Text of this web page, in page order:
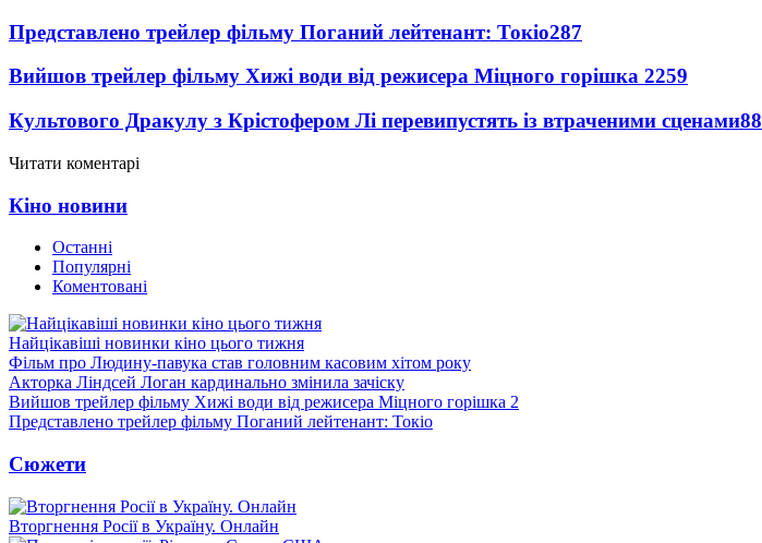
Представлено трейлер фільму Поганий лейтенант: Токіо287
Вийшов трейлер фільму Хижі води від режисера Міцного горішка 2259
Культового Дракулу з Крістофером Лі перевипустять із втраченими сценами88
Читати коментарі
Кіно новини
Останні
Популярні
Коментовані
Найцікавіші новинки кіно цього тижня
Фільм про Людину-павука став головним касовим хітом року
Акторка Ліндсей Логан кардинально змінила зачіску
Вийшов трейлер фільму Хижі води від режисера Міцного горішка 2
Представлено трейлер фільму Поганий лейтенант: Токіо
Сюжети
Вторгнення Росії в Україну. Онлайн